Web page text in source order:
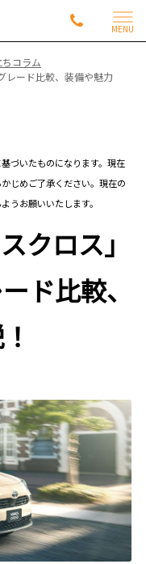
MENU
コラム
レード比較、装備や魅力
づいたものになります。現在
じめご了承ください。現在の
うお願いいたします。
クロス」
ド比較、